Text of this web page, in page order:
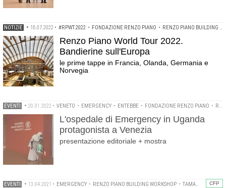
NOTIZIE • 18.07.2022 • #RPWT.2022 • FONDAZIONE RENZO PIANO • RENZO PIANO BUILDING WORKSHOP
Renzo Piano World Tour 2022.
Bandierine sull'Europa
le prime tappe in Francia, Olanda, Germania e
Norvegia
EVENTI • 20.01.2022 • VENETO • EMERGENCY • ENTEBBE • FONDAZIONE RENZO PIANO • RENZO PIANO BUILDING WORKSHOP
L'ospedale di Emergency in Uganda
protagonista a Venezia
presentazione editoriale + mostra
CFP
EVENTI • 13.04.2021 • EMERGENCY • RENZO PIANO BUILDING WORKSHOP • TAMASSOCIATI